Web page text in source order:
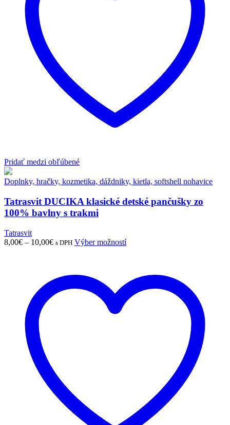
Pridať medzi obľúbené
Doplnky, hračky, kozmetika, dáždniky, kietla, softshell nohavice
Tatrasvit DUCIKA klasické detské pančušky zo
100% bavlny s trakmi
Tatrasvit
8,00€ – 10,00€ s DPH Výber možností